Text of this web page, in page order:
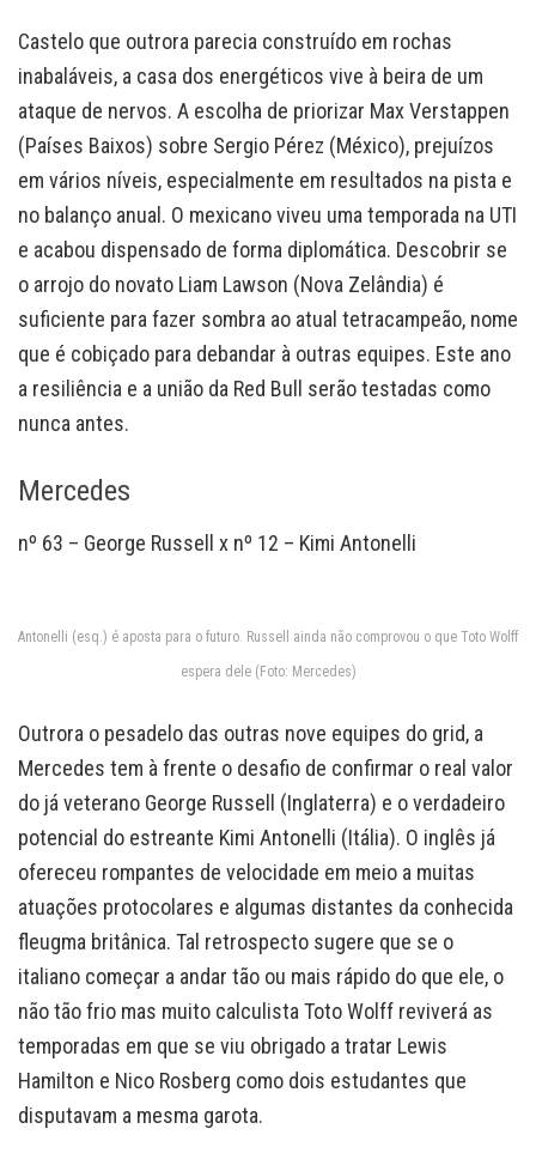
Castelo que outrora parecia construído em rochas
inabaláveis, a casa dos energéticos vive à beira de um
ataque de nervos. A escolha de priorizar Max Verstappen
(Países Baixos) sobre Sergio Pérez (México), prejuízos
em vários níveis, especialmente em resultados na pista e
no balanço anual. O mexicano viveu uma temporada na UTI
e acabou dispensado de forma diplomática. Descobrir se
o arrojo do novato Liam Lawson (Nova Zelândia) é
suficiente para fazer sombra ao atual tetracampeão, nome
que é cobiçado para debandar à outras equipes. Este ano
a resiliência e a união da Red Bull serão testadas como
nunca antes.
Mercedes
nº 63 – George Russell x nº 12 – Kimi Antonelli
Antonelli (esq.) é aposta para o futuro. Russell ainda não comprovou o que Toto Wolff
espera dele (Foto: Mercedes)
Outrora o pesadelo das outras nove equipes do grid, a
Mercedes tem à frente o desafio de confirmar o real valor
do já veterano George Russell (Inglaterra) e o verdadeiro
potencial do estreante Kimi Antonelli (Itália). O inglês já
ofereceu rompantes de velocidade em meio a muitas
atuações protocolares e algumas distantes da conhecida
fleugma britânica. Tal retrospecto sugere que se o
italiano começar a andar tão ou mais rápido do que ele, o
não tão frio mas muito calculista Toto Wolff reviverá as
temporadas em que se viu obrigado a tratar Lewis
Hamilton e Nico Rosberg como dois estudantes que
disputavam a mesma garota.